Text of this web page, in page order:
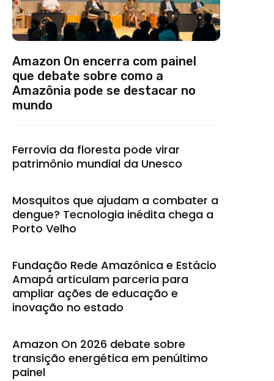
Amazon On encerra com painel
que debate sobre como a
Amazônia pode se destacar no
mundo
Ferrovia da floresta pode virar
patrimônio mundial da Unesco
Mosquitos que ajudam a combater a
dengue? Tecnologia inédita chega a
Porto Velho
Fundação Rede Amazônica e Estácio
Amapá articulam parceria para
ampliar ações de educação e
inovação no estado
Amazon On 2026 debate sobre
transição energética em penúltimo
painel